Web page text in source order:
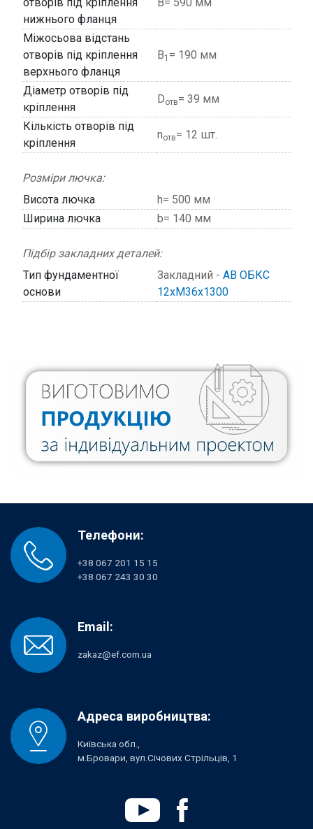
нижнього фланця
Міжосьова відстань
отворів під кріплення
верхнього фланця
В1 = 190 мм
Діаметр отворів під
кріплення
Dотв= 39 мм
Кількість отворів під
кріплення
nотв= 12 шт.
Розміри лючка:
Висота лючка
h= 500 мм
Ширина лючка
b= 140 мм
Підбір закладних деталей:
Тип фундаментної
основи
Закладний - АВ ОБКС
12хМ36х1300
Телефони:
+38 067 201 15 15
+38 067 243 30 30
Email:
zakaz@ef.com.ua
Адреса виробництва:
Київська обл.,
м.Бровари, вул.Січових Стрільців, 1